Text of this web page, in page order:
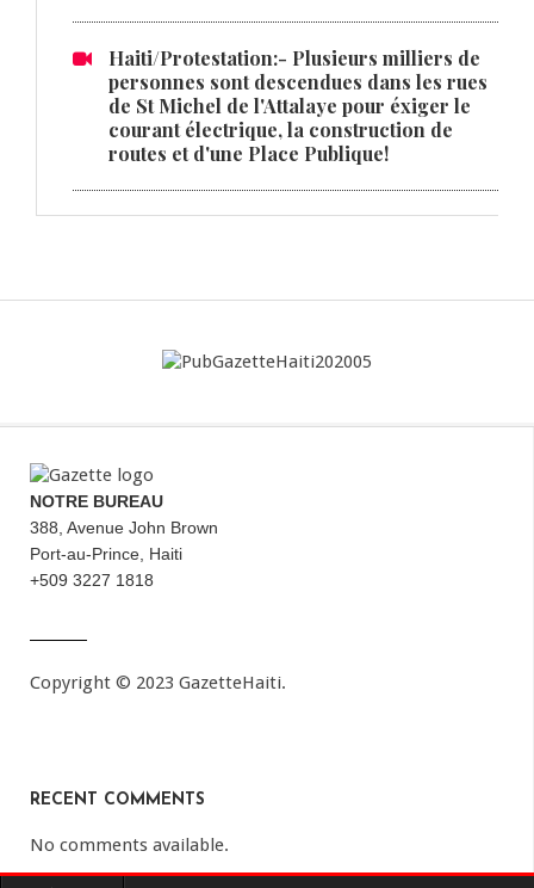
Haiti/Protestation:- Plusieurs milliers de
personnes sont descendues dans les rues
de St Michel de l'Attalaye pour éxiger le
courant électrique, la construction de
routes et d'une Place Publique!
NOTRE BUREAU
388, Avenue John Brown
Port-au-Prince, Haiti
+509 3227 1818
Copyright © 2023 GazetteHaiti.
RECENT COMMENTS
No comments available.